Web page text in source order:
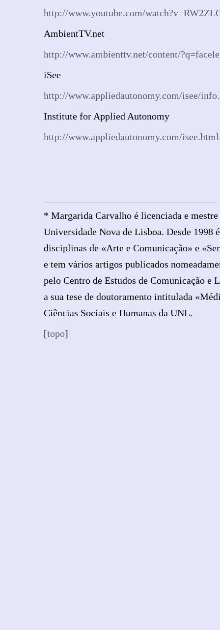
http://www.youtube.com/
AmbientTV.net
http://www.ambienttv.net/content/
iSee
http://www.appliedautonomy.com/isee/
Institute for Applied Autonomy
http://www.appliedautonomy.com/
* Margarida Carvalho é licenciada e
Universidade Nova de Lisboa. Desde 1998
disciplinas de «Arte e Comunicação» e
e tem vários artigos publicados
pelo Centro de Estudos de Comunicação e
a sua tese de doutoramento intitulada
Ciências Sociais e Humanas da UNL.
[topo]